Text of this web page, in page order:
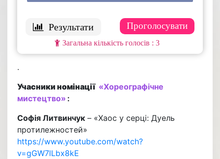
: 3
.
Учасники номінації «Хореографічне
мистецтво» :
Софія Литвинчук – «Хаос у серці: Дуель
протилежностей»
https://www.youtube.com/watch?
v=gGW7lLbx8kE